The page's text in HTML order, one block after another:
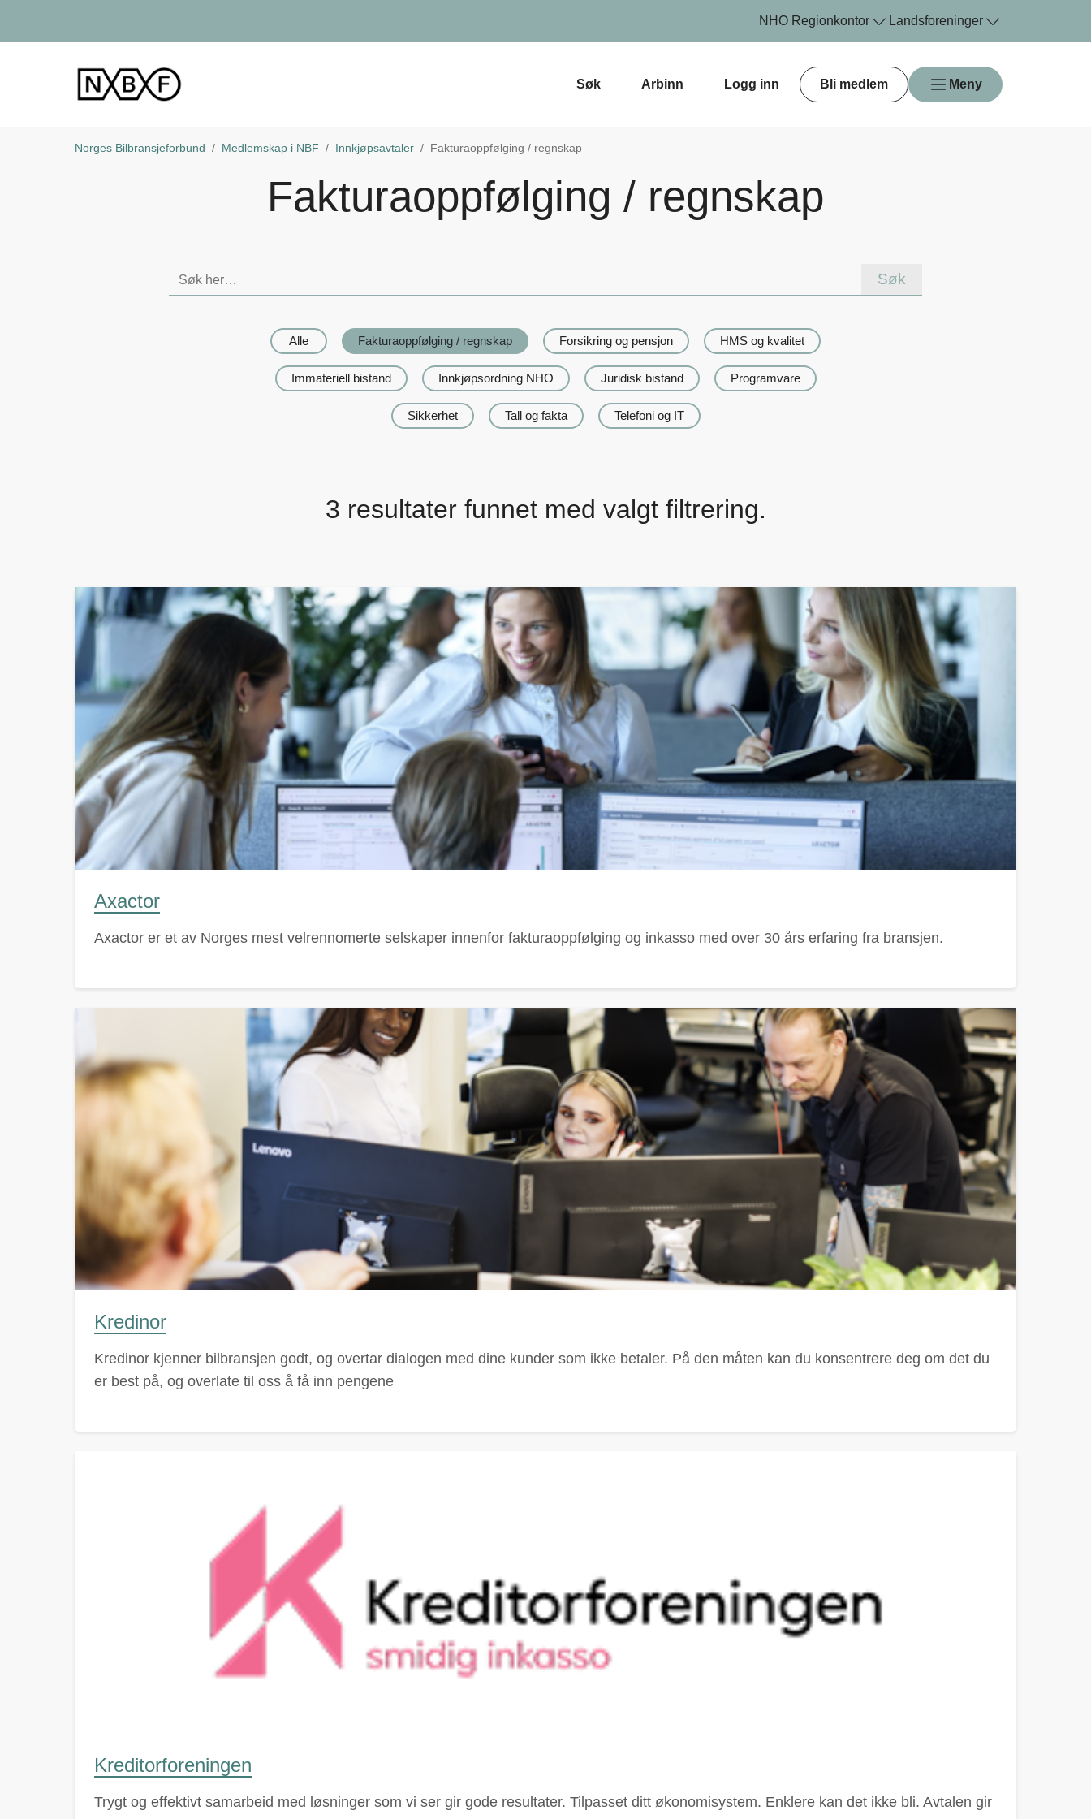
NHO Regionkontor Landsforeninger
Søk Arbinn Logg inn Bli medlem Meny
Norges Bilbransjeforbund Medlemskap i NBF Innkjøpsavtaler Fakturaoppfølging / regnskap
Fakturaoppfølging / regnskap
Søk
på
Alle Fakturaoppfølging / regnskap Forsikring og pensjon HMS og kvalitet
Immateriell bistand Innkjøpsordning NHO Juridisk bistand Programvare
Sikkerhet Tall og fakta Telefoni og IT
3 resultater funnet med valgt filtrering.
Axactor
Axactor er et av Norges mest velrennomerte selskaper innenfor fakturaoppfølging og inkasso med over 30 års erfaring fra bransjen.
Kredinor
Kredinor kjenner bilbransjen godt, og overtar dialogen med dine kunder som ikke betaler. På den måten kan du konsentrere deg om det du
er best på, og overlate til oss å få inn pengene
Kreditorforeningen
Trygt og effektivt samarbeid med løsninger som vi ser gir gode resultater. Tilpasset ditt økonomisystem. Enklere kan det ikke bli. Avtalen gir